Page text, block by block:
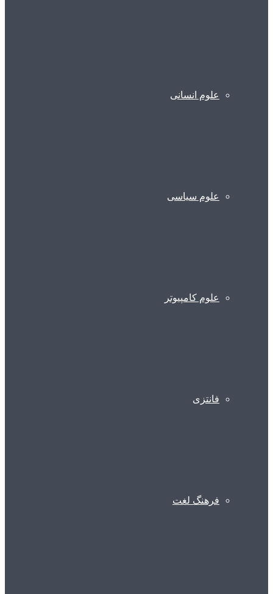
علوم انسانی
علوم سیاسی
علوم کامپیوتر
فانتزی
فرهنگ لغت